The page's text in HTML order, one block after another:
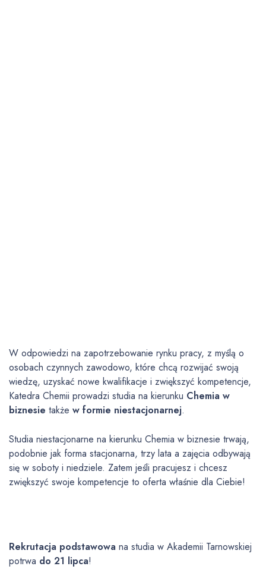
W odpowiedzi na zapotrzebowanie rynku pracy, z myślą o
osobach czynnych zawodowo, które chcą rozwijać swoją
wiedzę, uzyskać nowe kwalifikacje i zwiększyć kompetencje,
Katedra Chemii prowadzi studia na kierunku Chemia w
biznesie także w formie niestacjonarnej.
Studia niestacjonarne na kierunku Chemia w biznesie trwają,
podobnie jak forma stacjonarna, trzy lata a zajęcia odbywają
się w soboty i niedziele. Zatem jeśli pracujesz i chcesz
zwiększyć swoje kompetencje to oferta właśnie dla Ciebie!
Rekrutacja podstawowa na studia w Akademii Tarnowskiej
potrwa do 21 lipca!